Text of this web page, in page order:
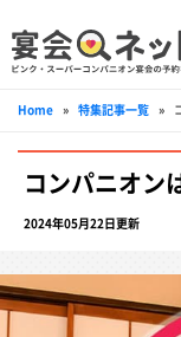
Home » 特集記事一覧 »
コンパニオン
2024年05月22日更新